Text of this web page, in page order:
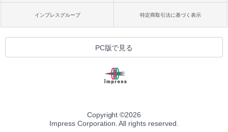
インプレスグループ 特定商取引法に基づく表示
PC版で見る
Copyright ©2026
Impress Corporation. All rights reserved.